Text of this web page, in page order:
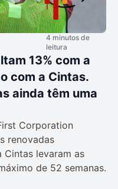
4 minutos de
leitura
13% com a
com a Cintas.
ainda têm uma
Corporation
renovadas
levaram as
de 52 semanas.